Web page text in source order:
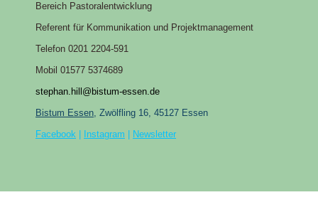
Bereich Pastoralentwicklung
Referent für Kommunikation und Projektmanagement
Telefon 0201 2204-591
Mobil 01577 5374689
stephan.hill@bistum-essen.de
Bistum Essen, Zwölfling 16, 45127 Essen
Facebook
Instagram Newsletter